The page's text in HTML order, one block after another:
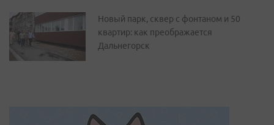
Новый парк, сквер с фонтаном и 50
квартир: как преображается
Дальнегорск